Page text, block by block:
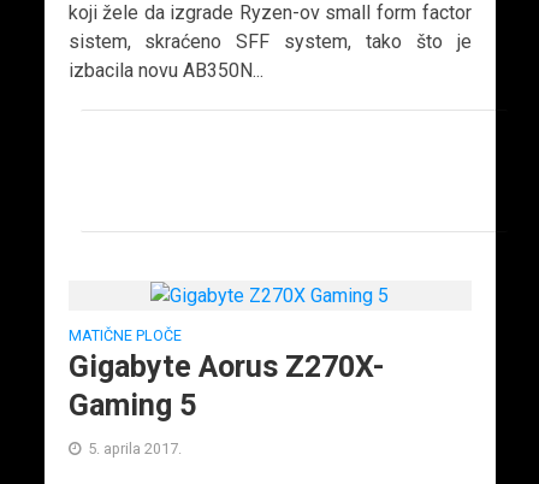
koji žele da izgrade Ryzen-ov small form factor
sistem, skraćeno SFF system, tako što je
izbacila novu AB350N...
MATIČNE PLOČE
Gigabyte Aorus Z270X-
Gaming 5
5. aprila 2017.